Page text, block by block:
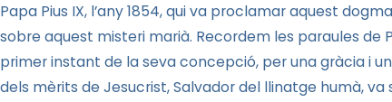
Papa Pius IX, l’any 1854, qui va proclamar aquest
sobre aquest misteri marià. Recordem les paraules de
primer instant de la seva concepció, per una gràcia i
dels mèrits de Jesucrist, Salvador del llinatge humà,